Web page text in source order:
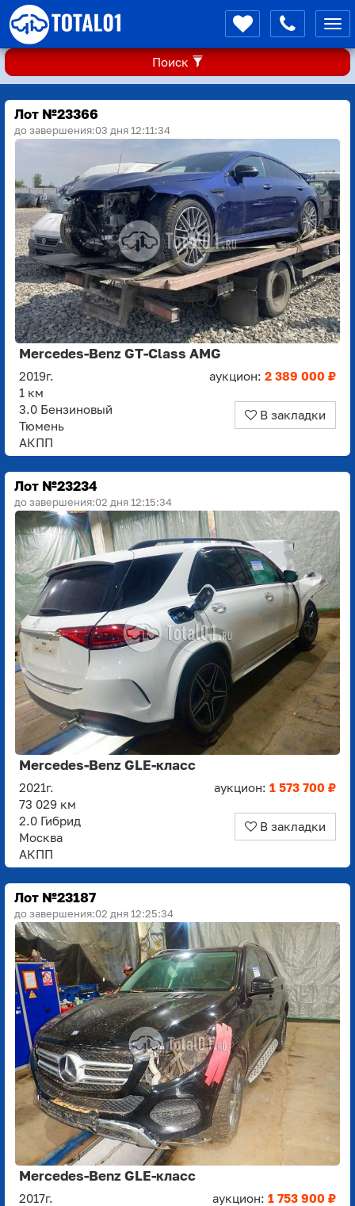
Поиск
Лот №23366
до завершения:03 дня 12:11:33
Mercedes-Benz GT-Class AMG
2019г.
1 км
3.0 Бензиновый
Тюмень
АКПП
аукцион: 2 389 000 ₽
В закладки
Лот №23234
до завершения:02 дня 12:15:33
Mercedes-Benz GLE-класс
2021г.
73 029 км
2.0 Гибрид
Москва
АКПП
аукцион: 1 573 700 ₽
В закладки
Лот №23187
до завершения:02 дня 12:25:33
Mercedes-Benz GLE-класс
2017г.
аукцион: 1 753 900 ₽